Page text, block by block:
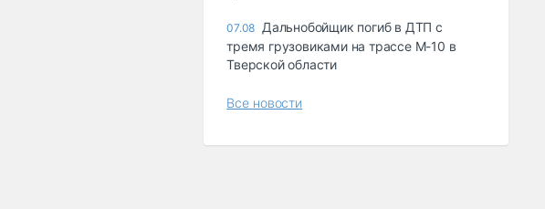
07.08 Дальнобойщик погиб в ДТП с
тремя грузовиками на трассе М-10 в
Тверской области
Все новости